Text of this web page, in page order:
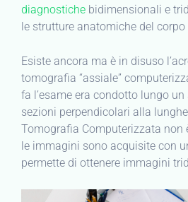
diagnostiche bidimensionali e
le strutture anatomiche del corpo
Esiste ancora ma è in disuso
tomografia “assiale”
fa l’esame era condotto lungo un
sezioni perpendicolari alla
Tomografia Computerizzata non
le immagini sono acquisite con
permette di ottenere immagini